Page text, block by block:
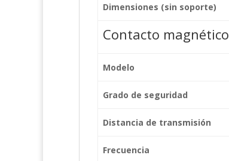
Dimensiones (sin soporte)
Contacto magnético
Modelo
Grado de seguridad
Distancia de transmisión
Frecuencia